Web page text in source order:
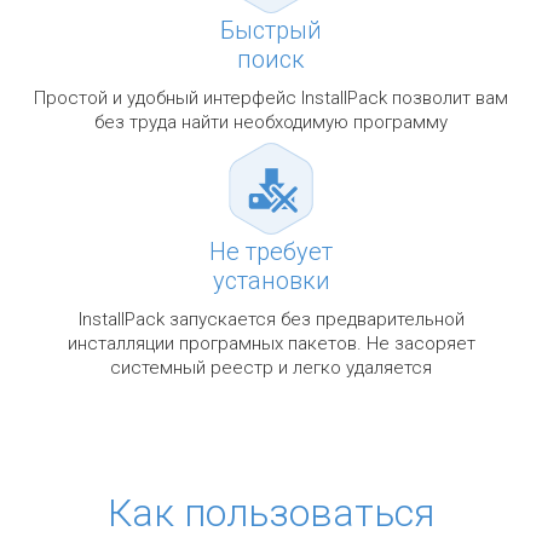
Быстрый
поиск
Простой и удобный интерфейс InstallPack позволит вам
без труда найти необходимую программу
Не требует
установки
InstallPack запускается без предварительной
инсталляции програмных пакетов. Не засоряет
системный реестр и легко удаляется
Как пользоваться